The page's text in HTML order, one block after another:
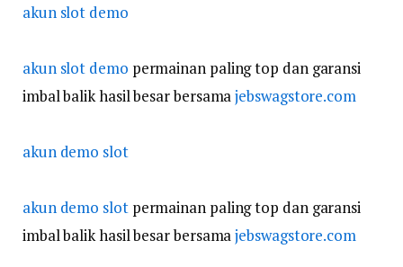
akun slot demo
akun slot demo permainan paling top dan garansi
imbal balik hasil besar bersamajebswagstore.com
akun demo slot
akun demo slotpermainan paling top dan garansi
imbal balik hasil besar bersamajebswagstore.com